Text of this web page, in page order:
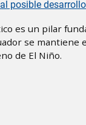
posible
es un pilar
se mantiene
de El Niño.